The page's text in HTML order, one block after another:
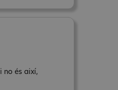
no és així,